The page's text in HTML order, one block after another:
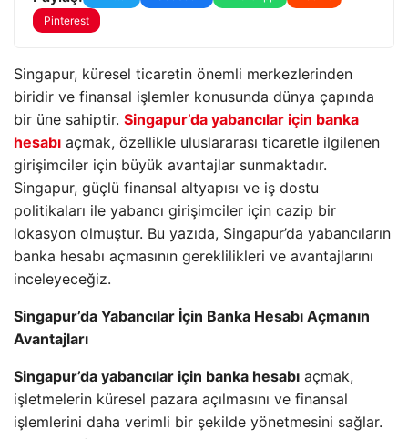
Pinterest
Singapur, küresel ticaretin önemli merkezlerinden
biridir ve finansal işlemler konusunda dünya çapında
bir üne sahiptir. Singapur’da yabancılar için banka
hesabı açmak, özellikle uluslararası ticaretle ilgilenen
girişimciler için büyük avantajlar sunmaktadır.
Singapur, güçlü finansal altyapısı ve iş dostu
politikaları ile yabancı girişimciler için cazip bir
lokasyon olmuştur. Bu yazıda, Singapur’da yabancıların
banka hesabı açmasının gereklilikleri ve avantajlarını
inceleyeceğiz.
Singapur’da Yabancılar İçin Banka Hesabı Açmanın
Avantajları
Singapur’da yabancılar için banka hesabı açmak,
işletmelerin küresel pazara açılmasını ve finansal
işlemlerini daha verimli bir şekilde yönetmesini sağlar.